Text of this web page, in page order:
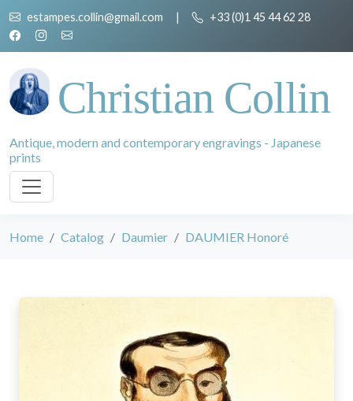
estampes.collin@gmail.com | +33 (0)1 45 44 62 28
Christian Collin
Antique, modern and contemporary engravings - Japanese
prints
Home Catalog Daumier DAUMIER Honoré